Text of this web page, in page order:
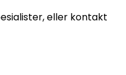
eller kontakt